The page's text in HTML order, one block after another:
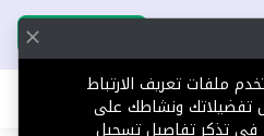
تحميل التطبيق
اطلب عقارك
ملفات تعريف الارتباط
تفضيلاتك ونشاطك على
في تذكر تفاصيل تسجيل